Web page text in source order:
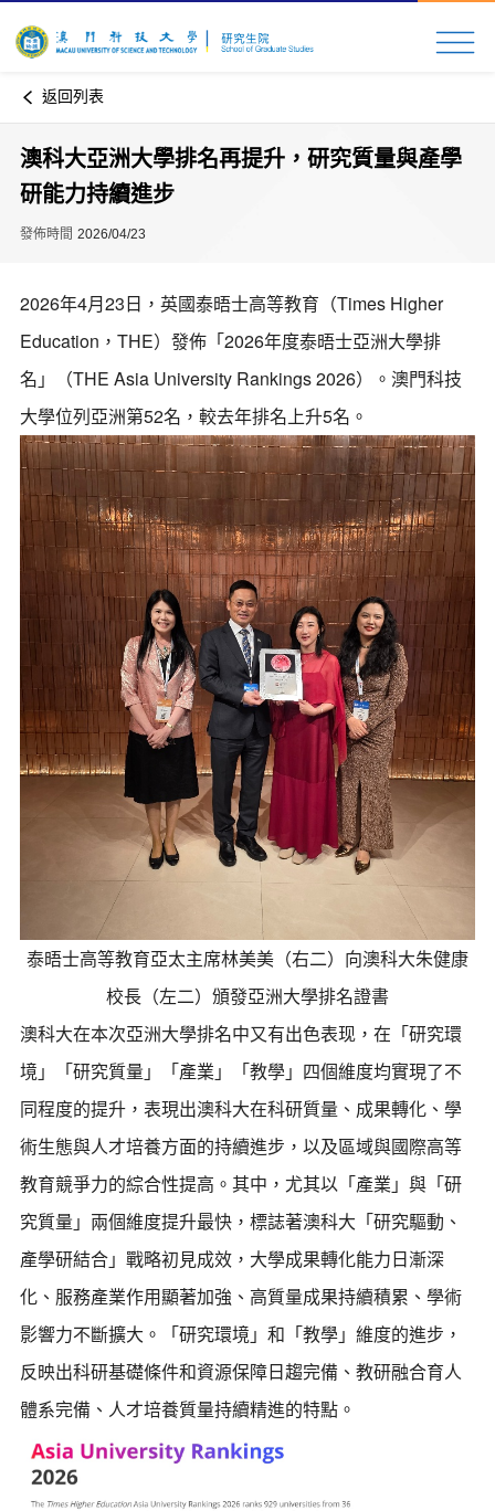
返回列表
澳科大亞洲大學排名再提升，研究質量與產學
研能力持續進步
發佈時間 2026/04/23
2026年4月23日，英國泰晤士高等教育（Times Higher
Education，THE）發佈「2026年度泰晤士亞洲大學排
名」（THE Asia University Rankings 2026）。澳門科技
大學位列亞洲第52名，較去年排名上升5名。
泰晤士高等教育亞太主席林美美（右二）向澳科大朱健康
校長（左二）頒發亞洲大學排名證書
澳科大在本次亞洲大學排名中又有出色表现，在「研究環
境」「研究質量」「產業」「教學」四個維度均實現了不
同程度的提升，表現出澳科大在科研質量、成果轉化、學
術生態與人才培養方面的持續進步，以及區域與國際高等
教育競爭力的綜合性提高。其中，尤其以「產業」與「研
究質量」兩個維度提升最快，標誌著澳科大「研究驅動、
產學研結合」戰略初見成效，大學成果轉化能力日漸深
化、服務產業作用顯著加強、高質量成果持續積累、學術
影響力不斷擴大。「研究環境」和「教學」維度的進步，
反映出科研基礎條件和資源保障日趨完備、教研融合育人
體系完備、人才培養質量持續精進的特點。